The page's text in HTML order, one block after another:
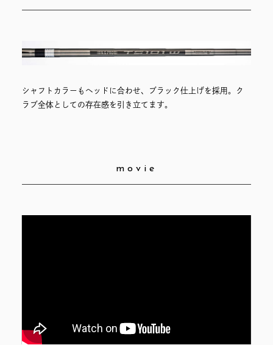
シャフトカラーもヘッドに合わせ、ブラック仕上げを採用。ク
ラブ全体としての存在感を引き立てます。
movie